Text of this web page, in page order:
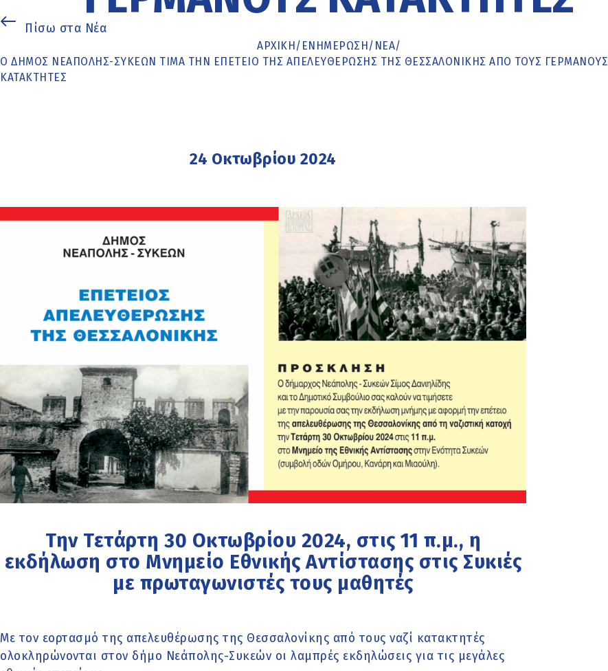
Πίσω στα Νέα
ΑΡΧΙΚΉ/ ΕΝΗΜΈΡΩΣΗ/ ΝΕΑ/
Ο ΔΉΜΟΣ ΝΕΆΠΟΛΗΣ-ΣΥΚΕΏΝ ΤΙΜΆ ΤΗΝ ΕΠΈΤΕΙΟ ΤΗΣ ΑΠΕΛΕΥΘΈΡΩΣΗΣ ΤΗΣ ΘΕΣΣΑΛΟΝΊΚΗΣ ΑΠΌ ΤΟΥΣ ΓΕΡΜΑΝΟΎΣ
ΚΑΤΑΚΤΗΤΈΣ
24 Οκτωβρίου 2024
Την Τετάρτη 30 Οκτωβρίου 2024, στις 11 π.μ., η
εκδήλωση στο Μνημείο Εθνικής Αντίστασης στις Συκιές
με πρωταγωνιστές τους μαθητές
Με τον εορτασμό της απελευθέρωσης της Θεσσαλονίκης από τους ναζί κατακτητές
ολοκληρώνονται στον δήμο Νεάπολης-Συκεών οι λαμπρές εκδηλώσεις για τις μεγάλες